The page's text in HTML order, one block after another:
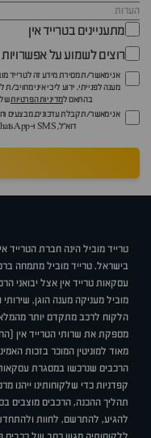
מתעניינים בטרייד אין
רוצים לשמוע על אפשרויות
אני מאשר/ת מסירת מידע זה לטרייד
מענה לפנייתי. ידוע לי כי איני מחויב/ת
בהתאם למדיניות הפרטיותשל
אני מאשר/ת קבלת עדכונים, מבצעים
דוא״ל, SMS ו-WhatsApp. ידוע לי כי באפשרותי לבטל הסכמה זו בכל עת.
טרייד מוביל הינה חברת הטרייד
בישראל. טרייד מוביל מתמחה
עסקאות טרייד אין אצל יבואני
מוביל מעניקה מענה הוגן,
הלקוח לרכב מתקדם יותר
מספקת את שרותי הטרייד אין
מאוד למוניטין המוכר בזכות
הרכבים שנרכשו במסגרת עסקאות
קפדניות כדי שלקוחותינו ייהנו
תהליך ההכנה, הרכבים מוצבים
להגיע, להתרשם, לחוות